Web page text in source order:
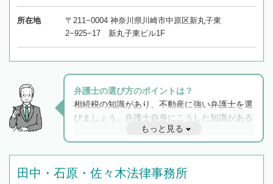
所在地
〒211−0004 神奈川県川崎市中原区新丸子東
2−925−17 新丸子東ビル1F
弁護士の選び方のポイントは？
相続税の知識があり、不動産に強い弁護士を選
びましょう。弁護士自身にこうした知識がある
と他士業との連携もスムーズに進み、トラブル
解決のみならず相続をトータルで任せることが
できます。また、相続は感情がからむ分野なの
でフィーリングも重要です。実際に電話や面談
もっと見る
田中・石原・佐々木法律事務所